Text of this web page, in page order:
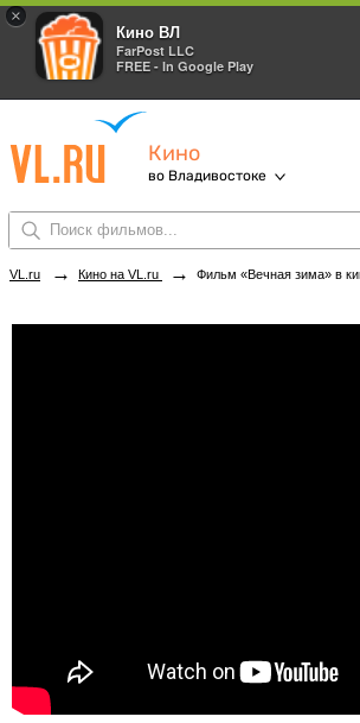
×
Кино ВЛ
FarPost LLC
FREE - In Google Play
Кино
во Владивостоке
VL.ru → Кино на VL.ru → Фильм «Вечная зима» в